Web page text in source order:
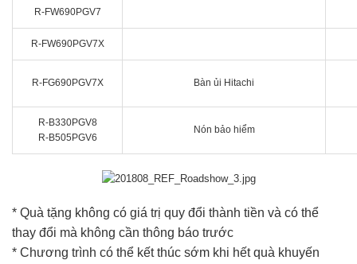
R-FW690PGV7
R-FW690PGV7X
R-FG690PGV7X Bàn ủi Hitachi
R-B330PGV8
R-B505PGV6
Nón bảo hiểm
* Quà tặng không có giá trị quy đổi thành tiền và có thể
thay đổi mà không cần thông báo trước
* Chương trình có thể kết thúc sớm khi hết quà khuyến